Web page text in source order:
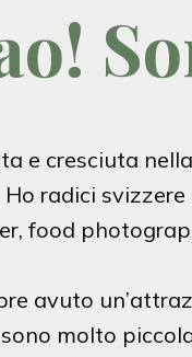
e cresciuta
Ho radici
food
avuto
molto